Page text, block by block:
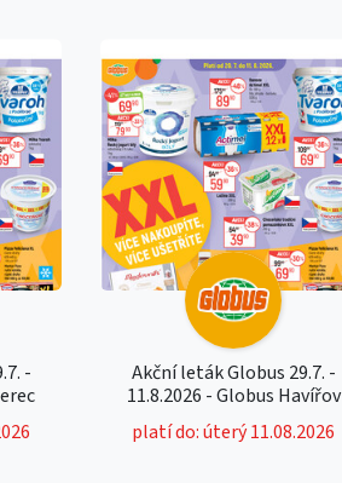
-
Akční leták Globus 29.7. -
11.8.2026 - Globus Havířov
platí do: úterý 11.08.2026